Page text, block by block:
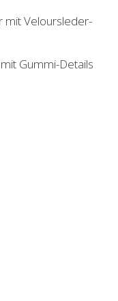
mit Veloursleder-
Gummi-Details